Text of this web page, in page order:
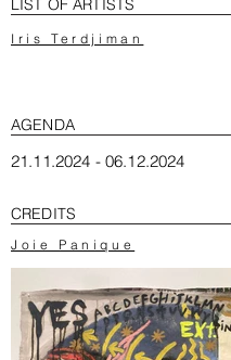
LIST OF ARTISTS
Iris Terdjiman
AGENDA
21.11.2024 - 06.12.2024
CREDITS
Joie Panique